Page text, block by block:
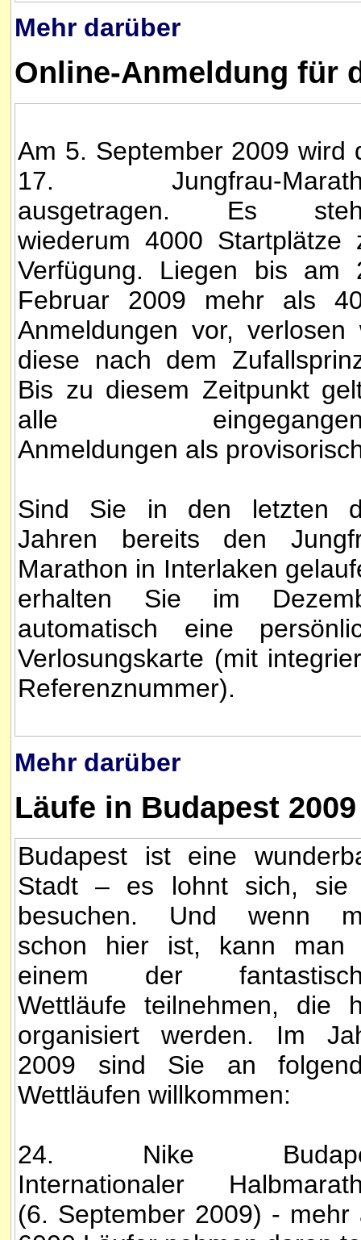
Mehr darüber
Online-Anmeldung für
Am 5. September 2009 wird
17. Jungfrau-
ausgetragen. Es
wiederum 4000 Startplätze
Verfügung. Liegen bis am
Februar 2009 mehr als
Anmeldungen vor, verlosen
diese nach dem
Bis zu diesem Zeitpunkt
alle
Anmeldungen als
Sind Sie in den letzten
Jahren bereits den
Marathon in Interlaken
erhalten Sie im
automatisch eine
Verlosungskarte (mit
Referenznummer).
Mehr darüber
Läufe in Budapest 2009
Budapest ist eine
Stadt – es lohnt sich, sie
besuchen. Und wenn
schon hier ist, kann man
einem der
Wettläufe teilnehmen, die
organisiert werden. Im
2009 sind Sie an
Wettläufen willkommen:
24. Nike
Internationaler
(6. September 2009) - mehr